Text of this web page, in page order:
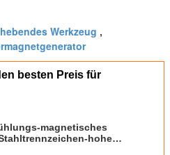
Werkzeug ,
besten Preis für
magnetisches
hohe